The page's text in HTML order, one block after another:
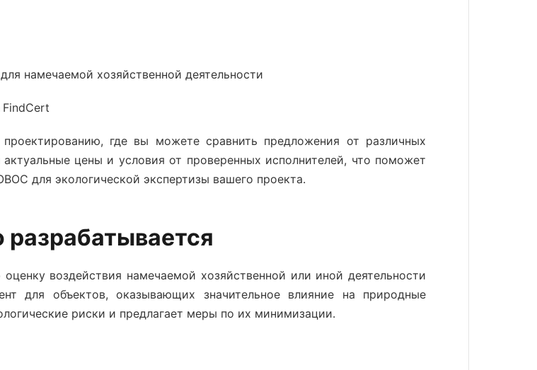
намечаемой хозяйственной деятельности
где вы можете сравнить предложения от различных
цены и условия от проверенных исполнителей, что поможет
для экологической экспертизы вашего проекта.
воздействия намечаемой хозяйственной или иной деятельности
для объектов, оказывающих значительное влияние на природные
риски и предлагает меры по их минимизации.